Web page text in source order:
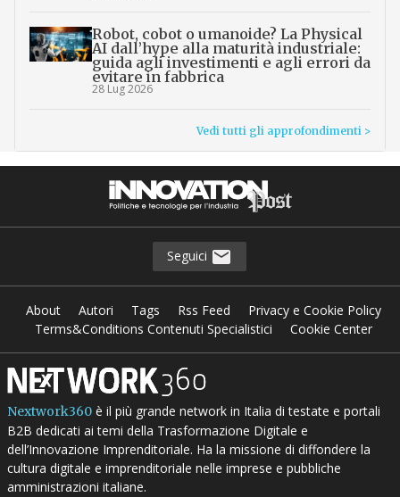
Robot, cobot o umanoide? La Physical
AI dall’hype alla maturità industriale:
guida agli investimenti e agli errori da
evitare in fabbrica
28 Lug 2026
Vedi tutti gli approfondimenti >
Seguici
About Autori Tags Rss Feed
Privacy e Cookie Policy
Terms&Conditions Contenuti Specialistici
Cookie Center
Nextwork360è il più grande network in Italia di testate e portali
B2B dedicati ai temi della Trasformazione Digitale e
dell’Innovazione Imprenditoriale. Ha la missione di diffondere la
cultura digitale e imprenditoriale nelle imprese e pubbliche
amministrazioni italiane.